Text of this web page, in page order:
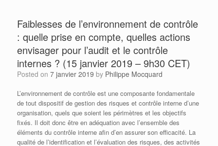
Faiblesses de l’environnement de contrôle
: quelle prise en compte, quelles actions
envisager pour l’audit et le contrôle
internes ? (15 janvier 2019 – 9h30 CET)
Posted on 7 janvier 2019 by Philippe Mocquard
L’environnement de contrôle est une composante fondamentale
de tout dispositif de gestion des risques et contrôle interne d’une
organisation, quels que soient les périmètres et les objectifs
fixés. Il doit donc être en adéquation avec l’ensemble des
éléments du contrôle interne afin d’en assurer son efficacité. La
qualité de l’identification et l’évaluation des risques, des activités